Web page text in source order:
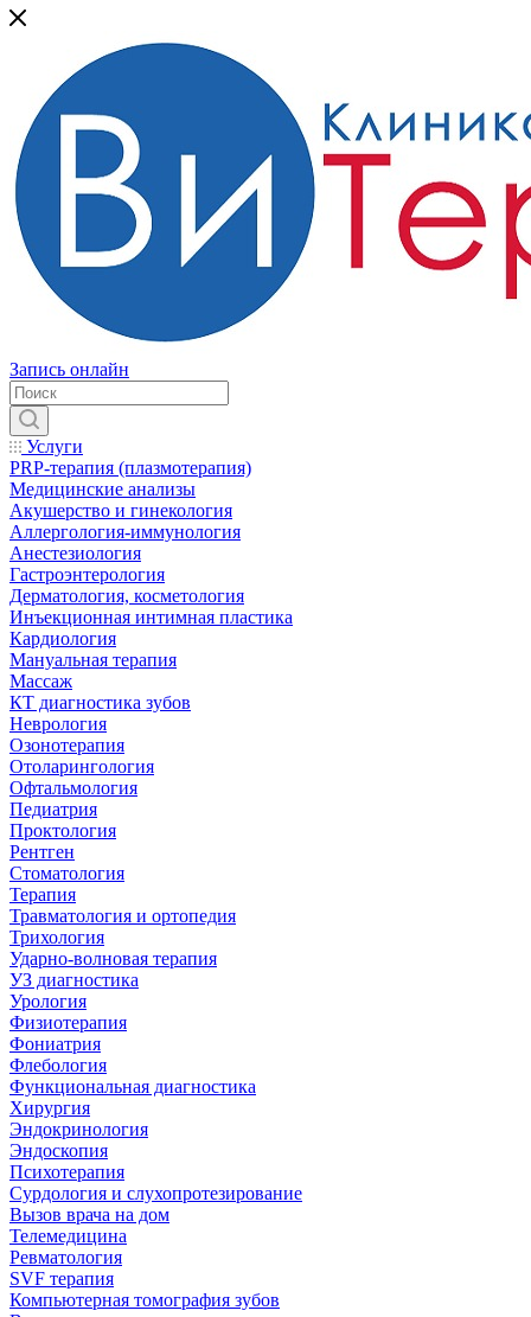
Запись онлайн
Услуги
PRP-терапия (плазмотерапия)
Медицинские анализы
Акушерство и гинекология
Аллергология-иммунология
Анестезиология
Гастроэнтерология
Дерматология, косметология
Инъекционная интимная пластика
Кардиология
Мануальная терапия
Массаж
КТ диагностика зубов
Неврология
Озонотерапия
Отоларингология
Офтальмология
Педиатрия
Проктология
Рентген
Стоматология
Терапия
Травматология и ортопедия
Трихология
Ударно-волновая терапия
УЗ диагностика
Урология
Физиотерапия
Фониатрия
Флебология
Функциональная диагностика
Хирургия
Эндокринология
Эндоскопия
Психотерапия
Сурдология и слухопротезирование
Вызов врача на дом
Телемедицина
Ревматология
SVF терапия
Компьютерная томография зубов